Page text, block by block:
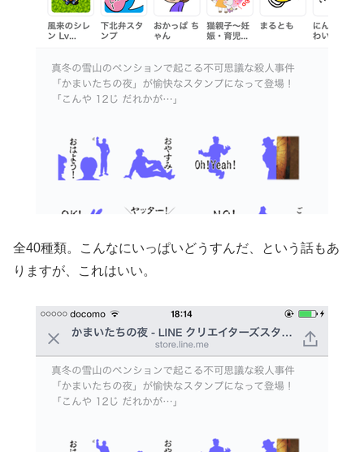
全40種類。こんなにいっぱいどうすんだ、という話もあ
りますが、これはいい。